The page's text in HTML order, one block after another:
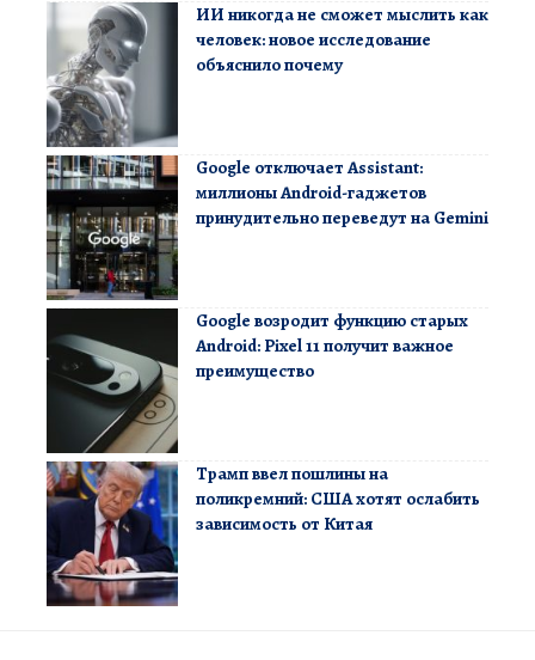
ИИ никогда не сможет мыслить как
человек: новое исследование
объяснило почему
Google отключает Assistant:
миллионы Android-гаджетов
принудительно переведут на Gemini
Google возродит функцию старых
Android: Pixel 11 получит важное
преимущество
Трамп ввел пошлины на
поликремний: США хотят ослабить
зависимость от Китая